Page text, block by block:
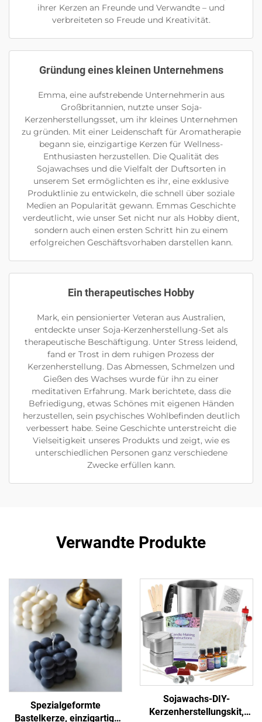
ihrer Kerzen an Freunde und Verwandte – und
verbreiteten so Freude und Kreativität.
Gründung eines kleinen Unternehmens
Emma, eine aufstrebende Unternehmerin aus
Großbritannien, nutzte unser Soja-
Kerzenherstellungsset, um ihr kleines Unternehmen
zu gründen. Mit einer Leidenschaft für Aromatherapie
begann sie, einzigartige Kerzen für Wellness-
Enthusiasten herzustellen. Die Qualität des
Sojawachses und die Vielfalt der Duftsorten in
unserem Set ermöglichten es ihr, eine exklusive
Produktlinie zu entwickeln, die schnell über soziale
Medien an Popularität gewann. Emmas Geschichte
verdeutlicht, wie unser Set nicht nur als Hobby dient,
sondern auch einen ersten Schritt hin zu einem
erfolgreichen Geschäftsvorhaben darstellen kann.
Ein therapeutisches Hobby
Mark, ein pensionierter Veteran aus Australien,
entdeckte unser Soja-Kerzenherstellung-Set als
therapeutische Beschäftigung. Unter Stress leidend,
fand er Trost in dem ruhigen Prozess der
Kerzenherstellung. Das Abmessen, Schmelzen und
Gießen des Wachses wurde für ihn zu einer
meditativen Erfahrung. Mark berichtete, dass die
Befriedigung, etwas Schönes mit eigenen Händen
herzustellen, sein psychisches Wohlbefinden deutlich
verbessert habe. Seine Geschichte unterstreicht die
Vielseitigkeit unseres Produkts und zeigt, wie es
unterschiedlichen Personen ganz verschiedene
Zwecke erfüllen kann.
Verwandte Produkte
Spezialgeformte
Bastelkerze, einzigartig,
Sojawachs-DIY-
Kerzenherstellungskit,